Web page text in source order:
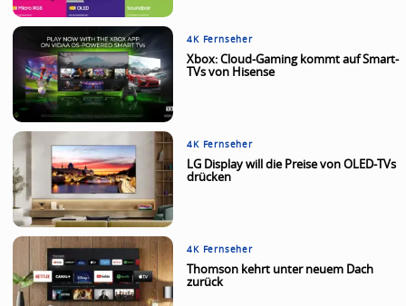
4K Fernseher
Xbox: Cloud-Gaming kommt auf Smart-
TVs von Hisense
4K Fernseher
LG Display will die Preise von OLED-TVs
drücken
4K Fernseher
Thomson kehrt unter neuem Dach
zurück